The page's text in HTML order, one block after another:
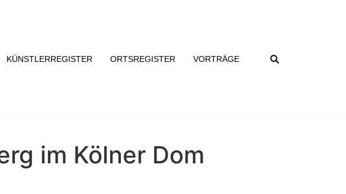
KÜNSTLERREGISTER ORTSREGISTER VORTRÄGE
im Kölner Dom